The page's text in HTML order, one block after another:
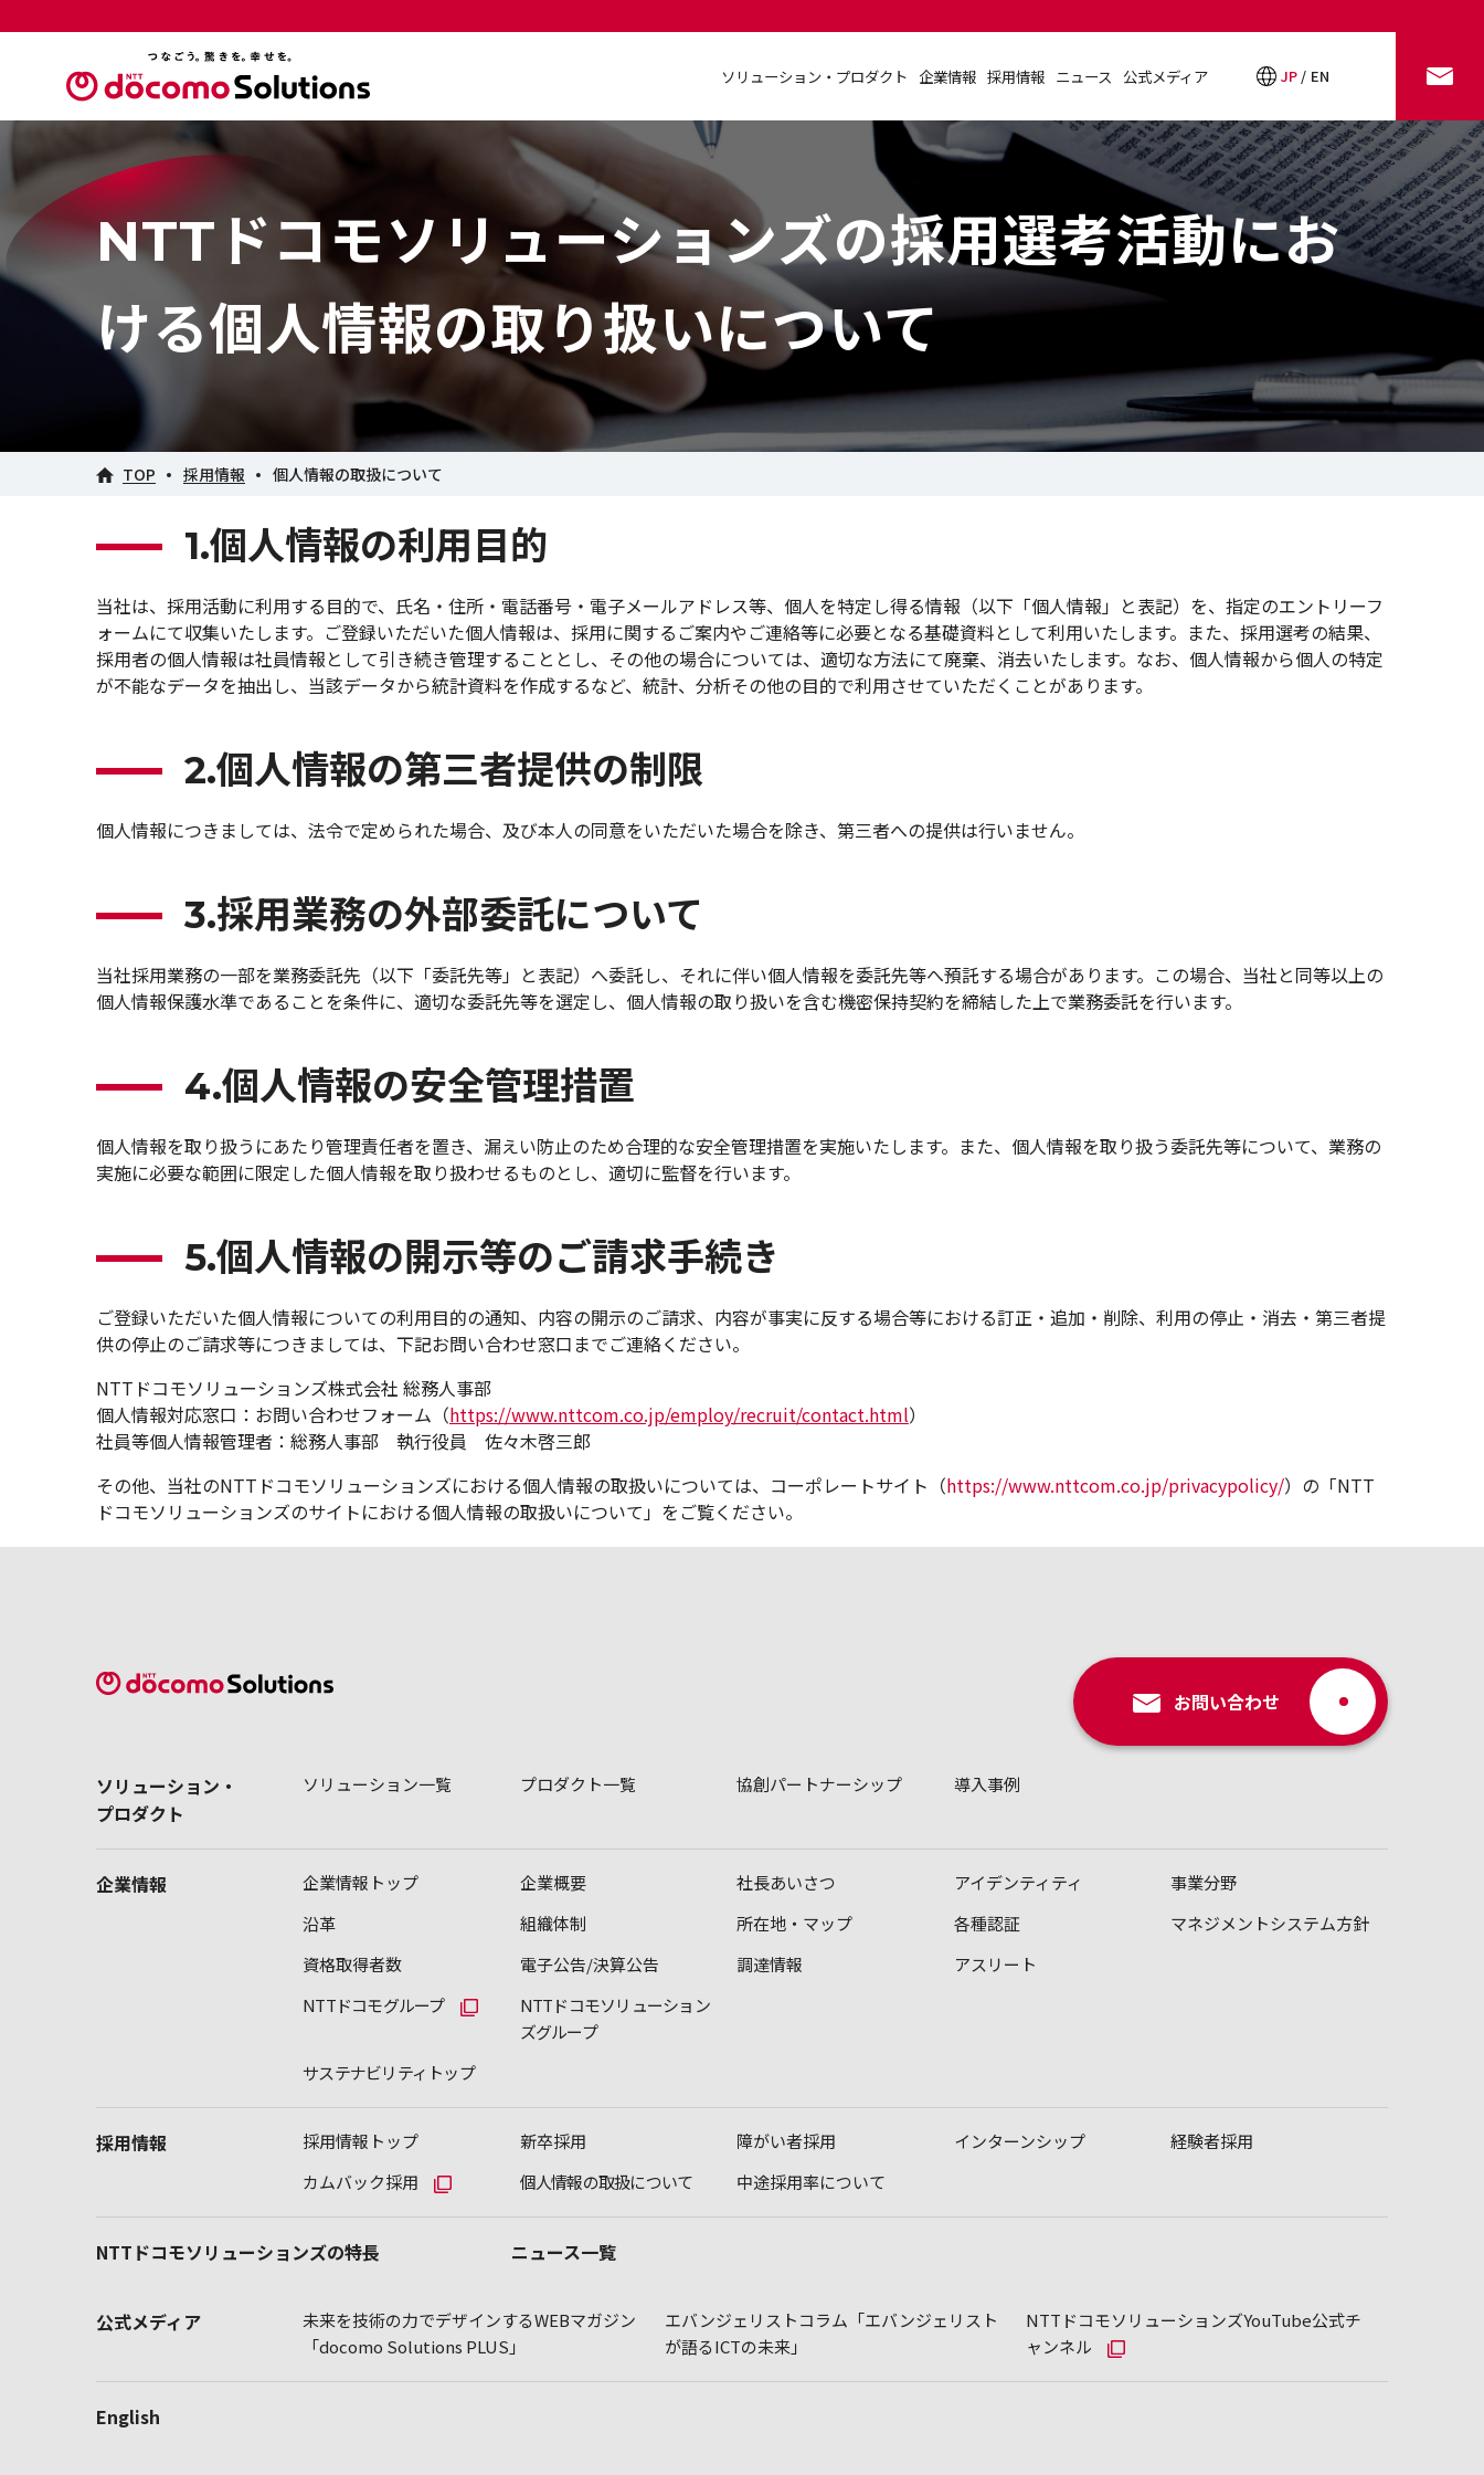
ソリューション・プロダクト 企業情報 採用情報 ニュース 公式メディア
JP EN
NTTドコモソリューションズの採用選考活動にお
ける個人情報の取り扱いについて
TOP 採用情報 個人情報の取扱について
1.個人情報の利用目的
当社は、採用活動に利用する目的で、氏名・住所・電話番号・電子メールアドレス等、個人を特定し得る情報（以下「個人情報」と表記）を、指定のエントリーフ
ォームにて収集いたします。ご登録いただいた個人情報は、採用に関するご案内やご連絡等に必要となる基礎資料として利用いたします。また、採用選考の結果、
採用者の個人情報は社員情報として引き続き管理することとし、その他の場合については、適切な方法にて廃棄、消去いたします。なお、個人情報から個人の特定
が不能なデータを抽出し、当該データから統計資料を作成するなど、統計、分析その他の目的で利用させていただくことがあります。
2.個人情報の第三者提供の制限
個人情報につきましては、法令で定められた場合、及び本人の同意をいただいた場合を除き、第三者への提供は行いません。
3.採用業務の外部委託について
当社採用業務の一部を業務委託先（以下「委託先等」と表記）へ委託し、それに伴い個人情報を委託先等へ預託する場合があります。この場合、当社と同等以上の
個人情報保護水準であることを条件に、適切な委託先等を選定し、個人情報の取り扱いを含む機密保持契約を締結した上で業務委託を行います。
4.個人情報の安全管理措置
個人情報を取り扱うにあたり管理責任者を置き、漏えい防止のため合理的な安全管理措置を実施いたします。また、個人情報を取り扱う委託先等について、業務の
実施に必要な範囲に限定した個人情報を取り扱わせるものとし、適切に監督を行います。
5.個人情報の開示等のご請求手続き
ご登録いただいた個人情報についての利用目的の通知、内容の開示のご請求、内容が事実に反する場合等における訂正・追加・削除、利用の停止・消去・第三者提
供の停止のご請求等につきましては、下記お問い合わせ窓口までご連絡ください。
NTTドコモソリューションズ株式会社 総務人事部
個人情報対応窓口：お問い合わせフォーム（https://www.nttcom.co.jp/employ/recruit/contact.html）
社員等個人情報管理者：総務人事部 執行役員 佐々木啓三郎
その他、当社のNTTドコモソリューションズにおける個人情報の取扱いについては、コーポレートサイト（https://www.nttcom.co.jp/privacypolicy/）の「NTT
ドコモソリューションズのサイトにおける個人情報の取扱いについて」をご覧ください。
ソリューション・
プロダクト
ソリューション一覧 プロダクト一覧 協創パートナーシップ 導入事例
企業情報 企業情報トップ 企業概要 社長あいさつ アイデンティティ
事業分野
沿革
組織体制 所在地・マップ 各種認証
マネジメントシステム方針
資格取得者数
電子公告/決算公告 調達情報
アスリート
NTTドコモグループ
NTTドコモソリューション
ズグループ
サステナビリティトップ
採用情報 採用情報トップ 新卒採用 障がい者採用 インターンシップ
経験者採用
カムバック採用
個人情報の取扱について 中途採用率について
NTTドコモソリューションズの特長 ニュース一覧
公式メディア
未来を技術の力でデザインするWEBマガジン
「docomo Solutions PLUS」
エバンジェリストコラム「エバンジェリスト
が語るICTの未来」
NTTドコモソリューションズYouTube公式チ
ャンネル
English
お問い合わせ